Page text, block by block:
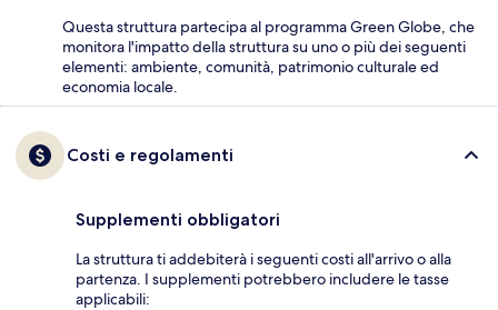
Questa struttura partecipa al programma Green Globe, che
monitora l'impatto della struttura su uno o più dei seguenti
elementi: ambiente, comunità, patrimonio culturale ed
economia locale.
Costi e regolamenti
Supplementi obbligatori
La struttura ti addebiterà i seguenti costi all'arrivo o alla
partenza. I supplementi potrebbero includere le tasse
applicabili: